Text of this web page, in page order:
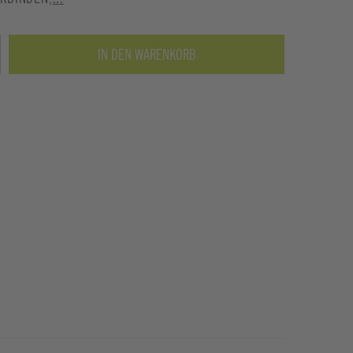
IN DEN WARENKORB